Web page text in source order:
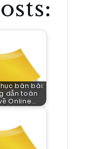
bàn bài:
dẫn toàn
Online…